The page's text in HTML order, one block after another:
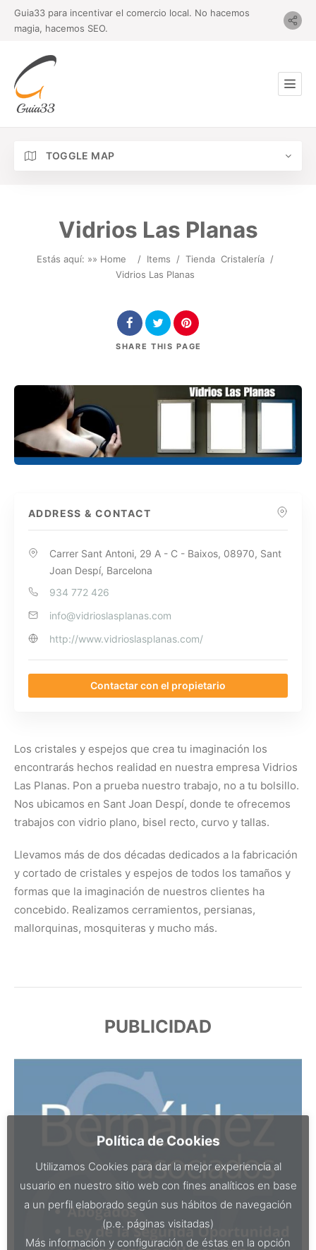
Guia33 para incentivar el comercio local. No hacemos
magia, hacemos SEO.
TOGGLE MAP
Vidrios Las Planas
Estás aquí: »» Home / Items / Tienda Cristalería /
Vidrios Las Planas
SHARE THIS PAGE
ADDRESS & CONTACT
Carrer Sant Antoni, 29 A - C - Baixos, 08970, Sant
Joan Despí, Barcelona
934 772 426
info@vidrioslasplanas.com
http://www.vidrioslasplanas.com/
Contactar con el propietario
Los cristales y espejos que crea tu imaginación los
encontrarás hechos realidad en nuestra empresa Vidrios
Las Planas. Pon a prueba nuestro trabajo, no a tu bolsillo.
Nos ubicamos en Sant Joan Despí, donde te ofrecemos
trabajos con vidrio plano, bisel recto, curvo y tallas.
Llevamos más de dos décadas dedicados a la fabricación
y cortado de cristales y espejos de todos los tamaños y
formas que la imaginación de nuestros clientes ha
concebido. Realizamos cerramientos, persianas,
mallorquinas, mosquiteras y mucho más.
PUBLICIDAD
Política de Cookies
Utilizamos Cookies para dar la mejor experiencia al
usuario en nuestro sitio web con fines analíticos en base
a un perfil elaborado según sus hábitos de navegación
(p.e. páginas visitadas)
Más información y configuración de éstas en la opción